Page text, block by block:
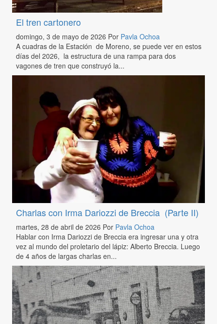
El tren cartonero
domingo, 3 de mayo de 2026 Por Pavla Ochoa
A cuadras de la Estación de Moreno, se puede ver en estos
días del 2026, la estructura de una rampa para dos
vagones de tren que construyó la...
Charlas con Irma Dariozzi de Breccia (Parte II)
martes, 28 de abril de 2026 Por Pavla Ochoa
Hablar con Irma Dariozzi de Breccia era ingresar una y otra
vez al mundo del proletario del lápiz: Alberto Breccia. Luego
de 4 años de largas charlas en...